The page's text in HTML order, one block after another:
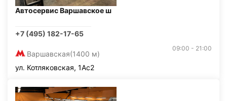
Автосервис Варшавское ш
+7 (495) 182-17-65
Варшавская(1400 м)
09:00 - 21:00
ул. Котляковская, 1Ас2